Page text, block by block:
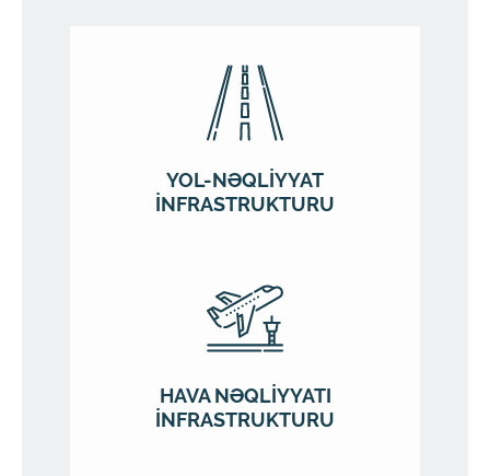
YOL-NƏQLİYYAT
İNFRASTRUKTURU
HAVA NƏQLİYYATI
İNFRASTRUKTURU